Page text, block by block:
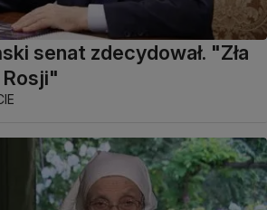
senat zdecydował. "Zła